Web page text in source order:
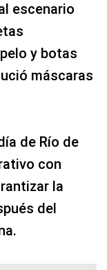
escenario
y botas
máscaras
de Río de
con
la
del